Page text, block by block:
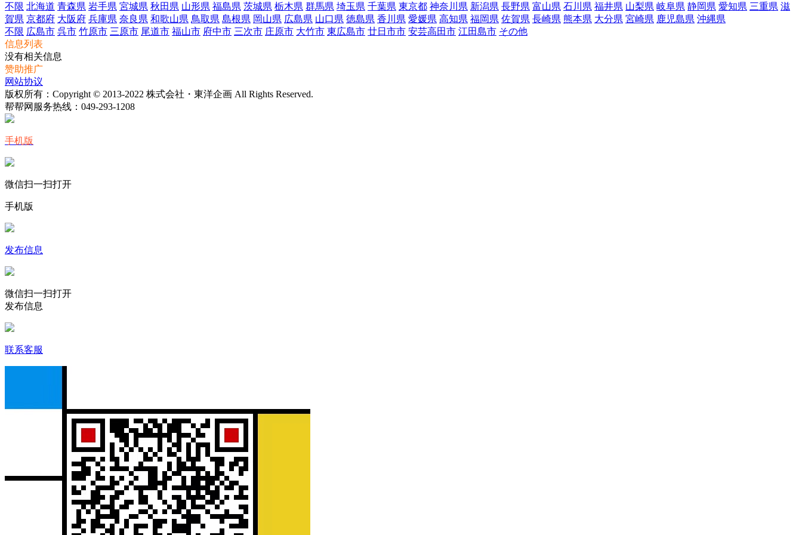
不限 北海道 青森県 岩手県 宮城県 秋田県 山形県 福島県 茨城県 栃木県 群馬県 埼玉県 千葉県 東京都 神奈川県 新潟県 長野県 富山県 石川県 福井県 山梨県 岐阜県 静岡県 愛知県 三重県 滋
賀県 京都府 大阪府 兵庫県 奈良県 和歌山県 鳥取県 島根県 岡山県 広島県 山口県 徳島県 香川県 愛媛県 高知県 福岡県 佐賀県 長崎県 熊本県 大分県 宮崎県 鹿児島県 沖縄県
不限 広島市 呉市 竹原市 三原市 尾道市 福山市 府中市 三次市 庄原市 大竹市 東広島市 廿日市市 安芸高田市 江田島市 その他
信息列表
没有相关信息
赞助推广
网站协议
版权所有：Copyright © 2013-2022 株式会社・東洋企画 All Rights Reserved.
帮帮网服务热线： 049-293-1208
手机版
微信扫一扫打开
手机版
发布信息
微信扫一扫打开
发布信息
联系客服